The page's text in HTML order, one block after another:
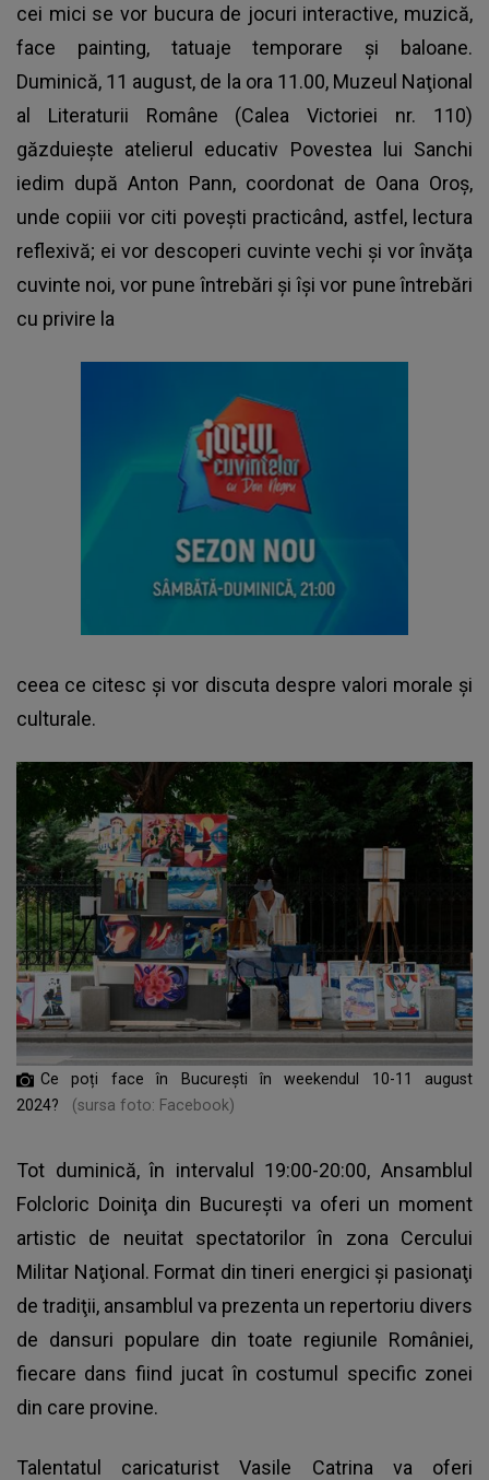
cei mici se vor bucura de jocuri interactive, muzică,
face painting, tatuaje temporare şi baloane.
Duminică, 11 august, de la ora 11.00, Muzeul Naţional
al Literaturii Române (Calea Victoriei nr. 110)
găzduieşte atelierul educativ Povestea lui Sanchi
iedim după Anton Pann, coordonat de Oana Oroş,
unde copiii vor citi poveşti practicând, astfel, lectura
reflexivă; ei vor descoperi cuvinte vechi şi vor învăţa
cuvinte noi, vor pune întrebări şi îşi vor pune întrebări
cu privire la
ceea ce citesc şi vor discuta despre valori morale şi
culturale.
Ce poți face în București în weekendul 10-11 august
2024?
(sursa foto: Facebook)
Tot duminică, în intervalul 19:00-20:00, Ansamblul
Folcloric Doiniţa din Bucureşti va oferi un moment
artistic de neuitat spectatorilor în zona Cercului
Militar Naţional. Format din tineri energici şi pasionaţi
de tradiţii, ansamblul va prezenta un repertoriu divers
de dansuri populare din toate regiunile României,
fiecare dans fiind jucat în costumul specific zonei
din care provine.
Talentatul caricaturist Vasile Catrina va oferi